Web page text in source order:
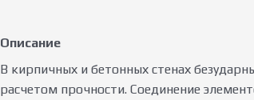
Описание
В кирпичных и бетонных стенах
расчетом прочности. Соединение